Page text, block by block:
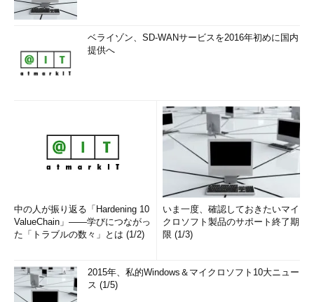
ベライゾン、SD-WANサービスを2016年初めに国内
提供へ
中の人が振り返る「Hardening 10
ValueChain」――学びにつながっ
た「トラブルの数々」とは (1/2)
いま一度、確認しておきたいマイ
クロソフト製品のサポート終了期
限 (1/3)
2015年、私的Windows＆マイクロソフト10大ニュー
ス (1/5)